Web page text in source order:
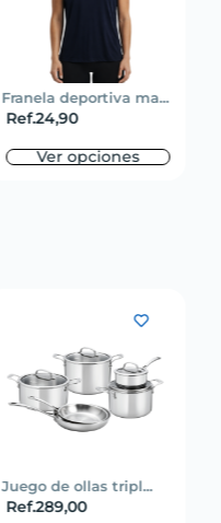
Franela deportiva ma...
Ref.24,90
Ver opciones
Juego de ollas tripl...
Ref.289,00